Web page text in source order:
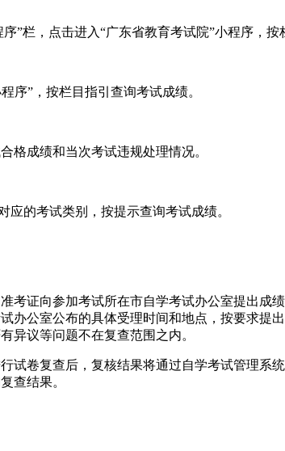
”栏，点击进入“广东省教育考试院”小程序，按
序”，按栏目指引查询考试成绩。
格成绩和当次考试违规处理情况。
应的考试类别，按提示查询考试成绩。
考证向参加考试所在市自学考试办公室提出成
办公室公布的具体受理时间和地点，按要求提
异议等问题不在复查范围之内。
试卷复查后，复核结果将通过自学考试管理
查结果。